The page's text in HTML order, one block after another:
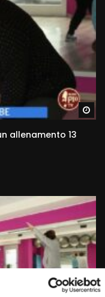
allenamento 13